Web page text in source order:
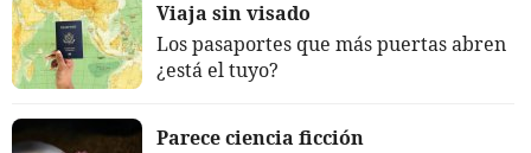
Viaja sin visado
Los pasaportes que más puertas abren
¿está el tuyo?
Parece ciencia ficción